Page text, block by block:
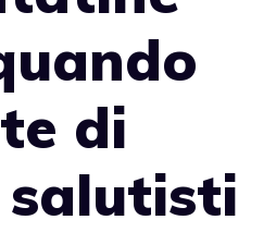
di
salutisti